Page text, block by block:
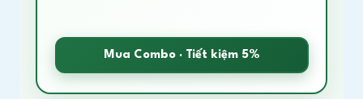
Mua Combo · Tiết kiệm 5%